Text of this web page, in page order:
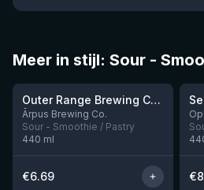
Meer in stijl: Sour -
Nog 9
★4.04
Outer Range Brewing Co Watermelon x Mint x Lime Smoothie Sour Ale
Ārpus Brewing Co.
Sour - Smoothie / Pastry
440 ml
€6.69
★
€
★ 4.19 ★